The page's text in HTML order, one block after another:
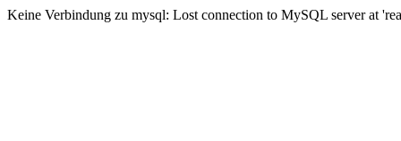
Keine Verbindung zu mysql: Lost connection to MySQL server at